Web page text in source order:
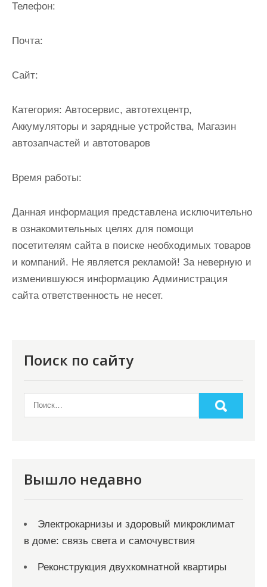
Телефон:
Почта:
Cайт:
Категория: Автосервис, автотехцентр,
Аккумуляторы и зарядные устройства, Магазин
автозапчастей и автотоваров
Время работы:
Данная информация представлена исключительно
в ознакомительных целях для помощи
посетителям сайта в поиске необходимых товаров
и компаний. Не является рекламой! За неверную и
изменившуюся информацию Администрация
сайта ответственность не несет.
Поиск по сайту
Вышло недавно
Электрокарнизы и здоровый микроклимат
в доме: связь света и самочувствия
Реконструкция двухкомнатной квартиры